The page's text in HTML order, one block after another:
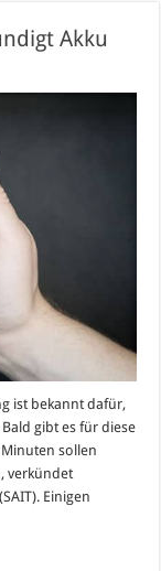
Akku
ist bekannt dafür,
gibt es für diese
sollen
verkündet
Einigen